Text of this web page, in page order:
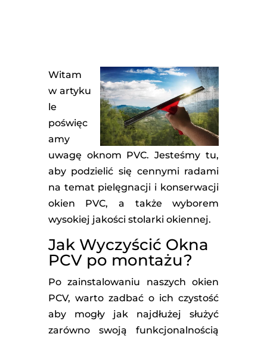
Witam
w artyku
le
poświęc
amy
uwagę oknom PVC. Jesteśmy tu,
aby podzielić się cennymi radami
na temat pielęgnacji i konserwacji
okien PVC, a także wyborem
wysokiej jakości stolarki okiennej.
Jak Wyczyścić Okna
PCV po montażu?
Po zainstalowaniu naszych okien
PCV, warto zadbać o ich czystość
aby mogły jak najdłużej służyć
zarówno swoją funkcjonalnością